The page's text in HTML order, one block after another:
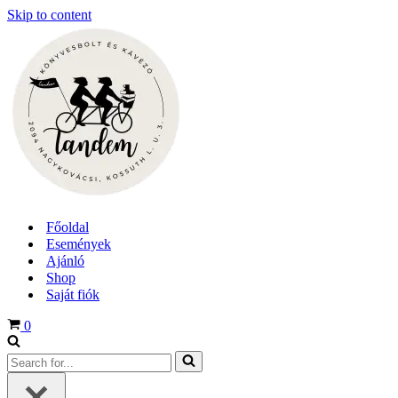
Skip to content
Főoldal
Események
Ajánló
Shop
Saját fiók
Cart
0
Search
for...